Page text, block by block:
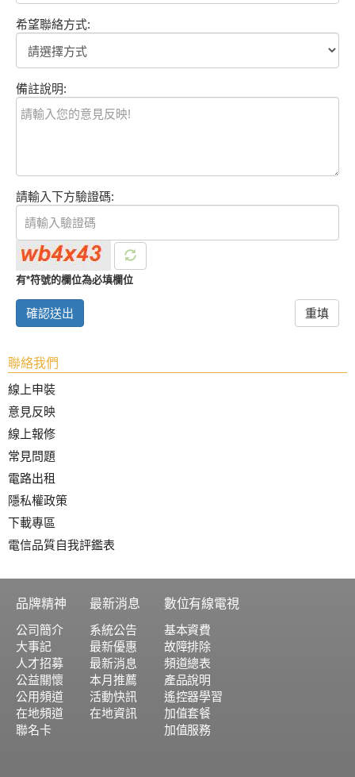
希望聯絡方式:
備註說明:
請輸入下方驗證碼:
有*符號的欄位為必填欄位
重填
確認送出
聯絡我們
線上申裝
意見反映
線上報修
常見問題
電路出租
隱私權政策
下載專區
電信品質自我評鑑表
品牌精神
公司簡介
大事記
人才招募
公益關懷
公用頻道
在地頻道
聯名卡
最新消息
系統公告
最新優惠
最新消息
本月推薦
活動快訊
在地資訊
數位有線電視
基本資費
故障排除
頻道總表
產品說明
遙控器學習
加值套餐
加值服務